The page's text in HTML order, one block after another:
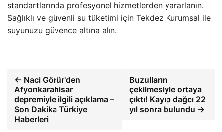
standartlarında profesyonel hizmetlerden yararlanın.
Sağlıklı ve güvenli su tüketimi için Tekdez Kurumsal ile
suyunuzu güvence altına alın.
← Naci Görür'den
Afyonkarahisar
depremiyle ilgili açıklama –
Son Dakika Türkiye
Haberleri
Buzulların
çekilmesiyle ortaya
çıktı! Kayıp dağcı 22
yıl sonra bulundu →